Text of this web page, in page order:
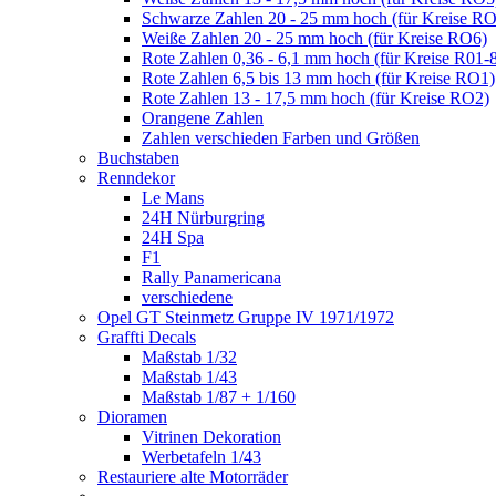
Schwarze Zahlen 20 - 25 mm hoch (für Kreise
Weiße Zahlen 20 - 25 mm hoch (für Kreise RO6)
Rote Zahlen 0,36 - 6,1 mm hoch (für Kreise R01-
Rote Zahlen 6,5 bis 13 mm hoch (für Kreise RO1)
Rote Zahlen 13 - 17,5 mm hoch (für Kreise RO2)
Orangene Zahlen
Zahlen verschieden Farben und Größen
Buchstaben
Renndekor
Le Mans
24H Nürburgring
24H Spa
F1
Rally Panamericana
verschiedene
Opel GT Steinmetz Gruppe IV 1971/1972
Graffti Decals
Maßstab 1/32
Maßstab 1/43
Maßstab 1/87 + 1/160
Dioramen
Vitrinen Dekoration
Werbetafeln 1/43
Restauriere alte Motorräder